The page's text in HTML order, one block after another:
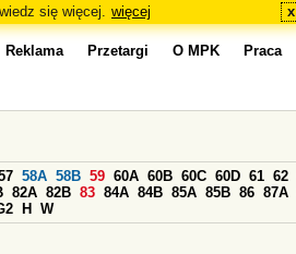
się więcej. więcej x
Reklama Przetargi O MPK Praca
58A 58B 59 60A 60B 60C 60D 61 62
82A 82B 83 84A 84B 85A 85B 86 87A
H W